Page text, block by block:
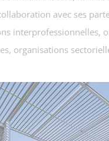
avec ses
interprofessionnelles,
organisations